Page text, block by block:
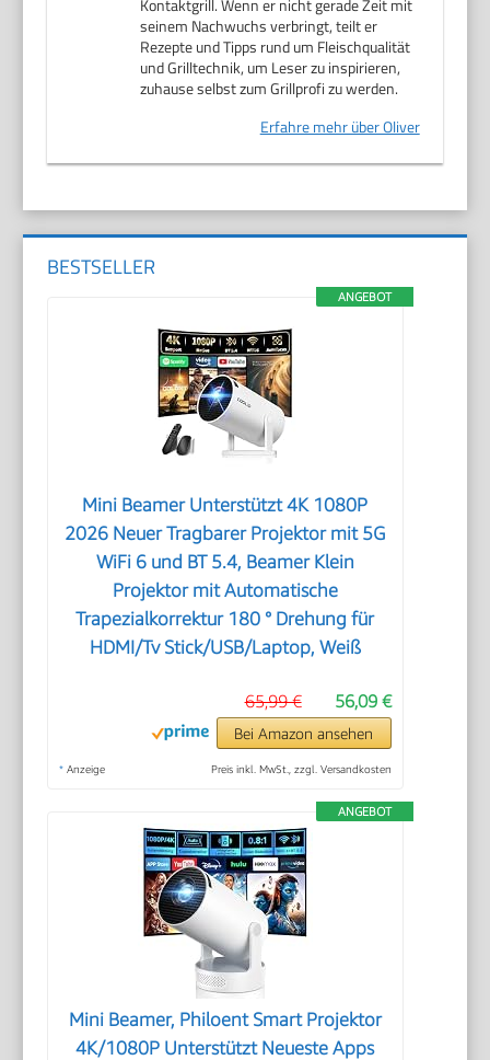
seinem Nachwuchs verbringt, teilt er
Rezepte und Tipps rund um Fleischqualität
und Grilltechnik, um Leser zu inspirieren,
zuhause selbst zum Grillprofi zu werden.
Erfahre mehr über Oliver
BESTSELLER
ANGEBOT
Mini Beamer Unterstützt 4K 1080P
2026 Neuer Tragbarer Projektor mit 5G
WiFi 6 und BT 5.4, Beamer Klein
Projektor mit Automatische
Trapezialkorrektur 180 ° Drehung für
HDMI/Tv Stick/USB/Laptop, Weiß
56,09 €
65,99 €
Bei Amazon ansehen
* Anzeige Preis inkl. MwSt., zzgl. Versandkosten
ANGEBOT
Mini Beamer, Philoent Smart Projektor
4K/1080P Unterstützt Neueste Apps